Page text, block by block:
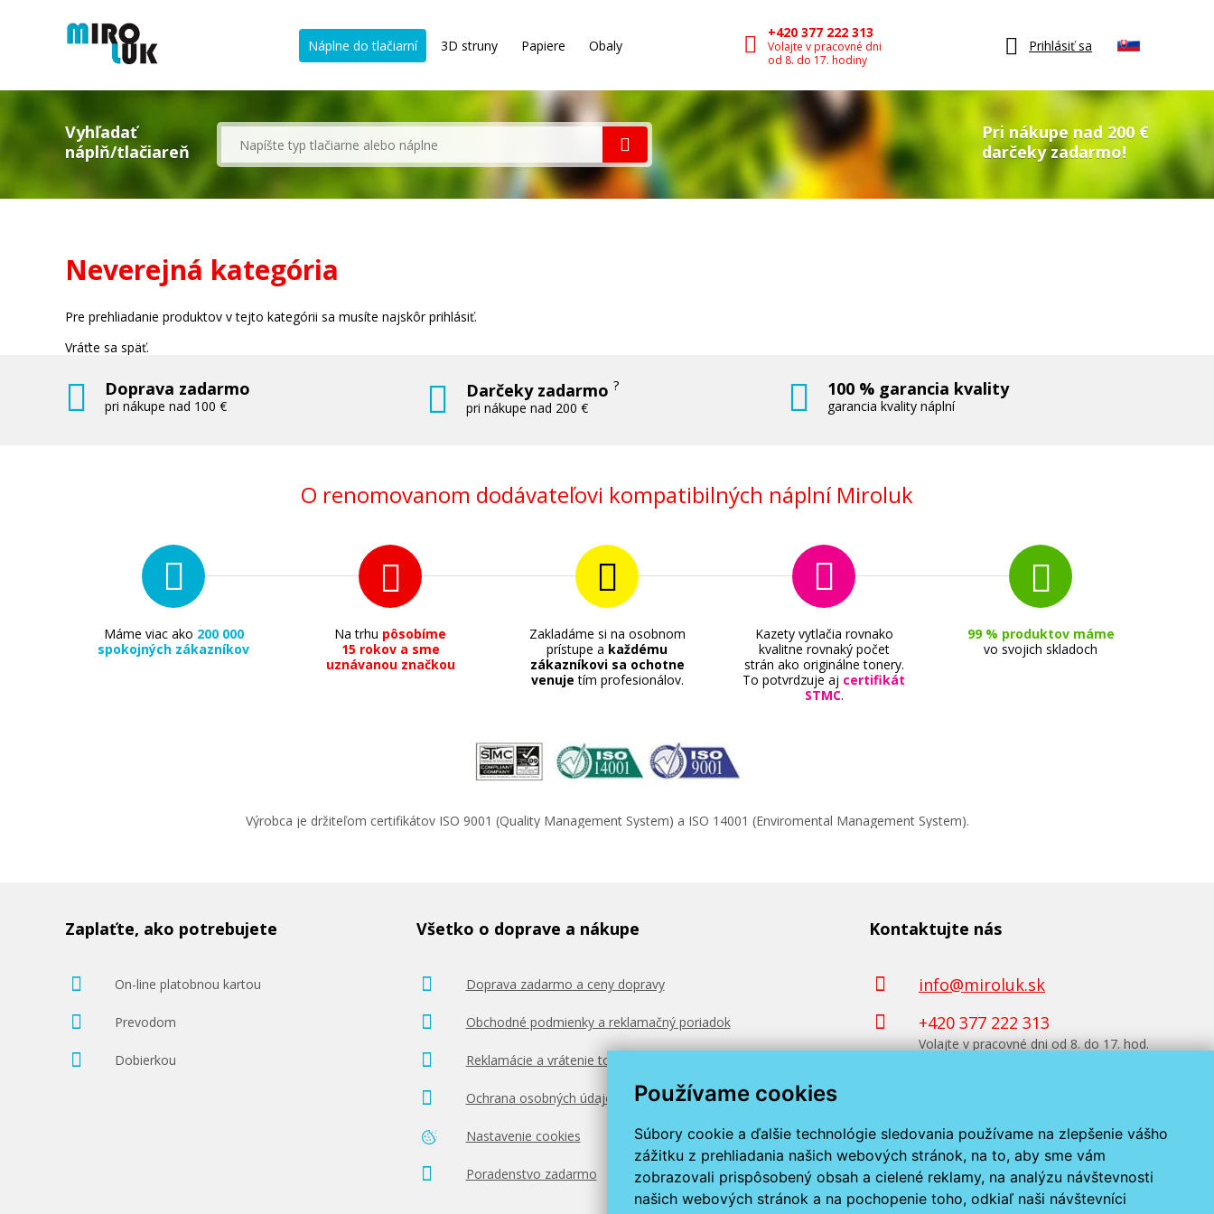
Používame cookies
Súbory cookie a ďalšie technológie sledovania používame na zlepšenie vášho
zážitku z prehliadania našich webových stránok, na to, aby sme vám
zobrazovali prispôsobený obsah a cielené reklamy, na analýzu návštevnosti
našich webových stránok a na pochopenie toho, odkiaľ naši návštevníci
Náplne do tlačiarní 3D struny Papiere Obaly
+420 377 222 313
Volajte v pracovné dni
od 8. do 17. hodiny
Prihlásiť sa
Vyhľadať
náplň/tlačiareň
Pri nákupe nad 200 €
darčeky zadarmo!
Neverejná kategória
Pre prehliadanie produktov v tejto kategórii sa musíte najskôr prihlásiť.
Vráťte sa späť.
Doprava zadarmo
pri nákupe nad 100 €
Darčeky zadarmo?
pri nákupe nad 200 €
100 % garancia kvality
garancia kvality náplní
O renomovanom dodávateľovi kompatibilných náplní Miroluk
Máme viac ako 200 000
spokojných zákazníkov
Na trhu pôsobíme
15 rokov a sme
uznávanou značkou
Zakladáme si na osobnom
prístupe a každému
zákazníkovi sa ochotne
venuje tím profesionálov.
Kazety vytlačia rovnako
kvalitne rovnaký počet
strán ako originálne tonery.
To potvrdzuje aj certifikát
STMC.
99 % produktov máme
vo svojich skladoch
Výrobca je držiteľom certifikátov ISO 9001 (Quality Management System) a ISO 14001 (Enviromental Management System).
Zaplaťte, ako potrebujete
On-line platobnou kartou
Prevodom
Dobierkou
Všetko o doprave a nákupe
Doprava zadarmo a ceny dopravy
Obchodné podmienky a reklamačný poriadok
Reklamácie a vrátenie tovaru
Ochrana osobných údajov
Nastavenie cookies
Poradenstvo zadarmo
Kontaktujte nás
info@miroluk.sk
+420 377 222 313
Volajte v pracovné dni od 8. do 17. hod.